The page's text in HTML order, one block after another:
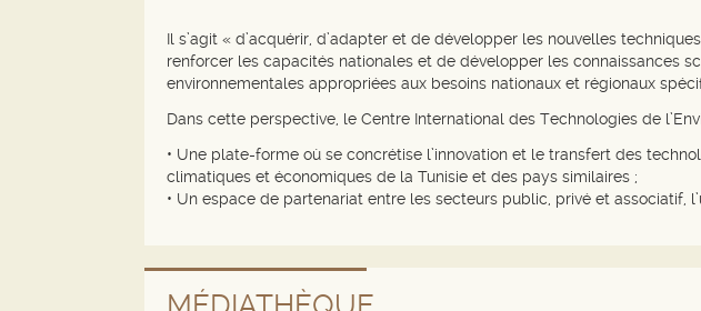
Il s’agit « d’acquérir, d’adapter et de développer les nouvelles
renforcer les capacités nationales et de développer les connaissances
environnementales appropriées aux besoins nationaux et régionaux
Dans cette perspective, le Centre International des Technologies de
• Une plate-forme où se concrétise l’innovation et le transfert des
climatiques et économiques de la Tunisie et des pays similaires ;
• Un espace de partenariat entre les secteurs public, privé et associatif,